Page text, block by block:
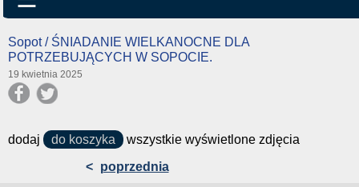
Sopot / ŚNIADANIE WIELKANOCNE DLA
POTRZEBUJĄCYCH W SOPOCIE.
19 kwietnia 2025
dodaj do koszyka
wszystkie wyświetlone zdjęcia
< poprzednia